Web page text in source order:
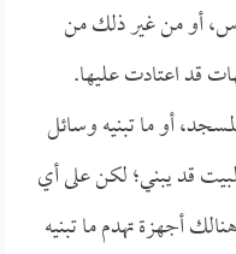
أو من غير ذلك من
قد اعتادت عليها.
أو ما تبنيه وسائل
قد يبني؛ لكن على أي
أجهزة تهدم ما تبنيه